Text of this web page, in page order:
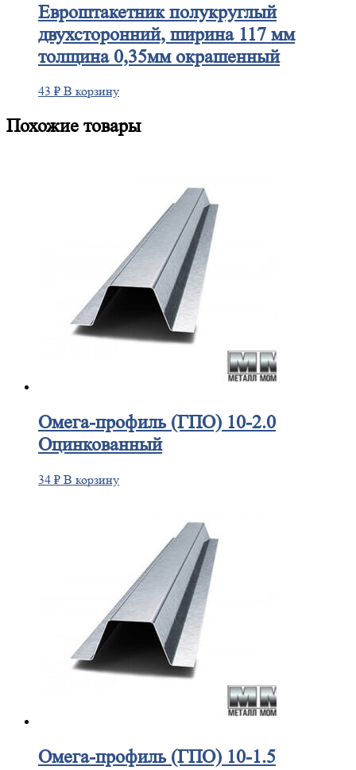
Евроштакетникполукруглый
двухсторонний, ширина 117 мм
толщина 0,35мм окрашенный
43 ₽ В корзину
Похожие товары
Омега-профиль(ГПО) 10-2.0
Оцинкованный
34 ₽ В корзину
Омега-профиль(ГПО) 10-1.5